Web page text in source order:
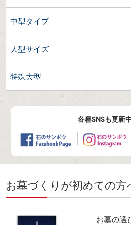
中型タイプ
大型サイズ
特殊大型
各種SNSも更新
お墓づくりが初めての方
お墓の選